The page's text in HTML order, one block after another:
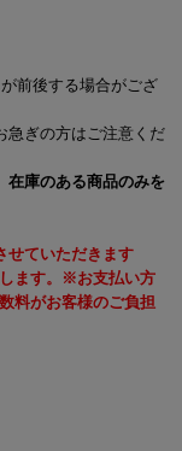
前後する場合がござ
急ぎの方はご注意くだ
在庫のある商品のみを
せていただきます
します。※お支払い方
料がお客様のご負担